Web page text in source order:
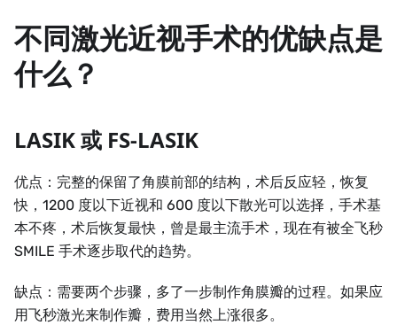
不同激光近视手术的优缺点是
什么？
LASIK 或 FS-LASIK
优点：完整的保留了角膜前部的结构，术后反应轻，恢复
快，1200 度以下近视和 600 度以下散光可以选择，手术基
本不疼，术后恢复最快，曾是最主流手术，现在有被全飞秒
SMILE 手术逐步取代的趋势。
缺点：需要两个步骤，多了一步制作角膜瓣的过程。如果应
用飞秒激光来制作瓣，费用当然上涨很多。